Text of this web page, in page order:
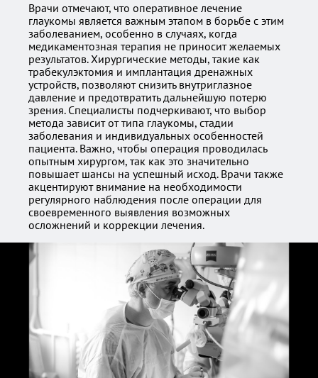
Врачи отмечают, что оперативное лечение
глаукомы является важным этапом в борьбе с этим
заболеванием, особенно в случаях, когда
медикаментозная терапия не приносит желаемых
результатов. Хирургические методы, такие как
трабекулэктомия и имплантация дренажных
устройств, позволяют снизить внутриглазное
давление и предотвратить дальнейшую потерю
зрения. Специалисты подчеркивают, что выбор
метода зависит от типа глаукомы, стадии
заболевания и индивидуальных особенностей
пациента. Важно, чтобы операция проводилась
опытным хирургом, так как это значительно
повышает шансы на успешный исход. Врачи также
акцентируют внимание на необходимости
регулярного наблюдения после операции для
своевременного выявления возможных
осложнений и коррекции лечения.